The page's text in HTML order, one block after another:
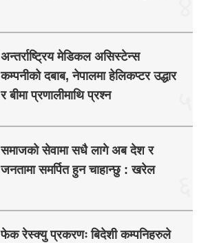
अन्तर्राष्ट्रिय मेडिकल असिस्टेन्स
कम्पनीको दबाब, नेपालमा हेलिकप्टर उद्धार
र बीमा प्रणालीमाथि प्रश्न
समाजको सेवामा सधै लागे अब देश र
जनतामा समर्पित हुन चाहान्छु : खरेल
फेक रेस्क्यु प्रकरणः बिदेशी कम्पनिहरुले